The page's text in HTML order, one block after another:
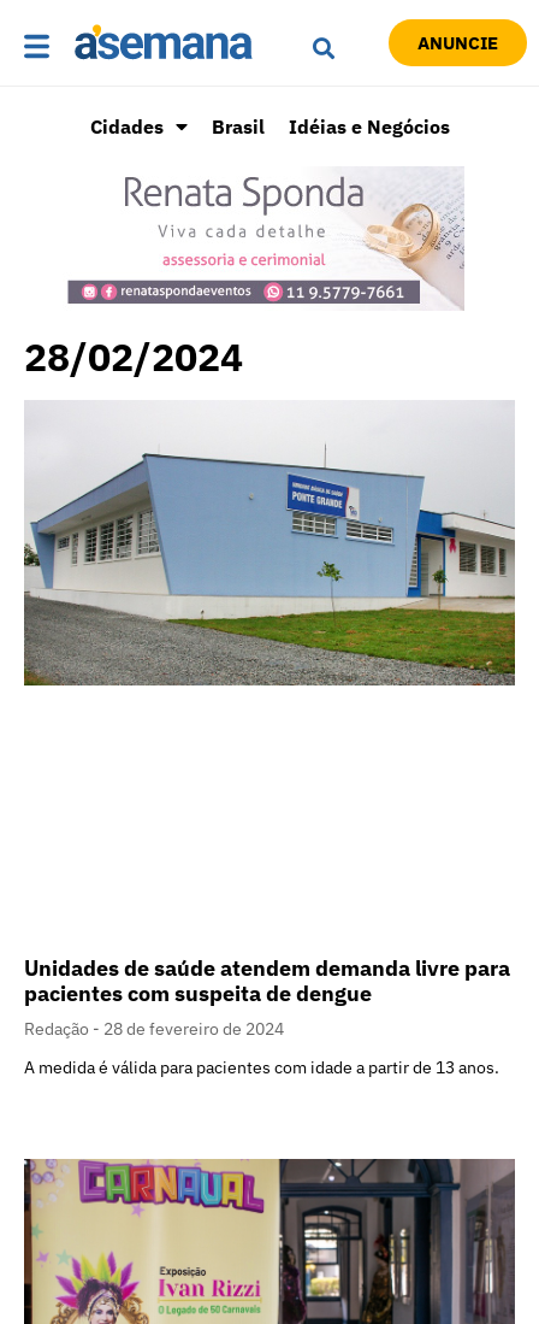
ANUNCIE
Cidades Brasil Idéias e Negócios
28/02/2024
Unidades de saúde atendem demanda livre para
pacientes com suspeita de dengue
Redação
28 de fevereiro de 2024
A medida é válida para pacientes com idade a partir de 13 anos.